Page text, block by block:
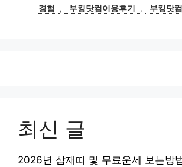
경험
, 부킹닷컴이용후기 , 부킹닷
최신 글
2026년 삼재띠 및 무료운세 보는방